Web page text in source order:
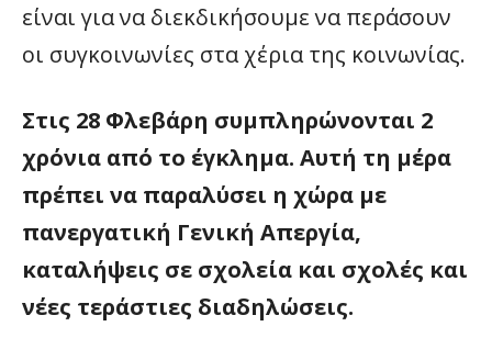
είναι για να διεκδικήσουμε να περάσουν
οι συγκοινωνίες στα χέρια της κοινωνίας.
Στις 28 Φλεβάρη συμπληρώνονται 2
χρόνια από το έγκλημα. Αυτή τη μέρα
πρέπει να παραλύσει η χώρα με
πανεργατική Γενική Απεργία,
καταλήψεις σε σχολεία και σχολές και
νέες τεράστιες διαδηλώσεις.